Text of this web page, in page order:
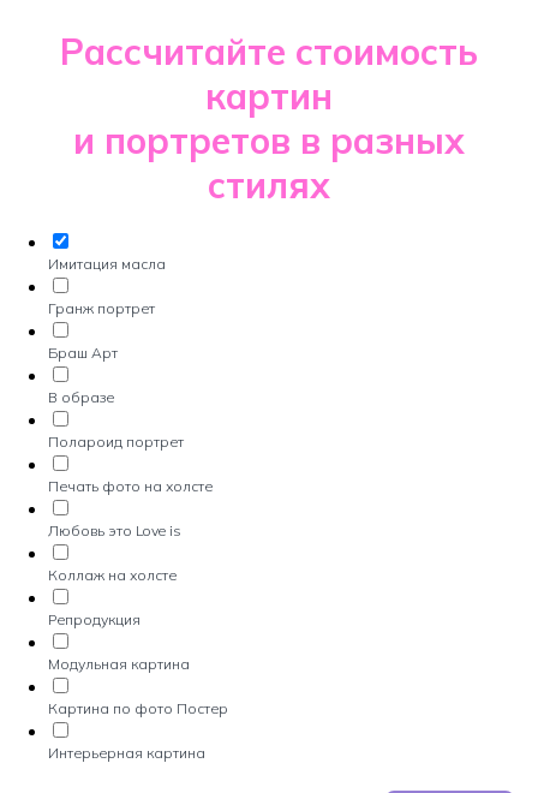
Рассчитайте стоимость
картин
и портретов в разных
стилях
Имитация масла
Гранж портрет
Браш Арт
В образе
Полароид портрет
Печать фото на холсте
Любовь это Love is
Коллаж на холсте
Репродукция
Модульная картина
Картина по фото Постер
Интерьерная картина